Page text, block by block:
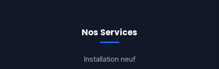
Nos Services
Installation neuf